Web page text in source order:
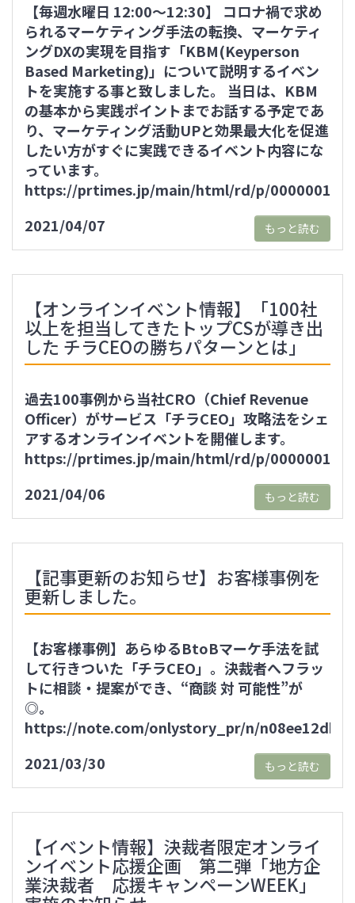
【毎週水曜日 12:00〜12:30】 コロナ禍で求め
られるマーケティング手法の転換、マーケティ
ングDXの実現を目指す「KBM(Keyperson
Based Marketing)」について説明するイベン
トを実施する事と致しました。 当日は、KBM
の基本から実践ポイントまでお話する予定であ
り、マーケティング活動UPと効果最大化を促進
したい方がすぐに実践できるイベント内容にな
っています。
https://prtimes.jp/main/html/rd/p/
2021/04/07
もっと読む
【オンラインイベント情報】「100社
以上を担当してきたトップCSが導き出
した チラCEOの勝ちパターンとは」
過去100事例から当社CRO（Chief Revenue
Officer）がサービス「チラCEO」攻略法をシェ
アするオンラインイベントを開催します。
https://prtimes.jp/main/html/rd/p/
2021/04/06
もっと読む
【記事更新のお知らせ】お客様事例を
更新しました。
【お客様事例】あらゆるBtoBマーケ手法を試
して行きついた「チラCEO」。決裁者へフラッ
トに相談・提案ができ、“商談 対 可能性”が
◎。
https://note.com/onlystory_pr/n/
2021/03/30
もっと読む
【イベント情報】決裁者限定オンライ
ンイベント応援企画 第二弾「地方企
業決裁者 応援キャンペーンWEEK」